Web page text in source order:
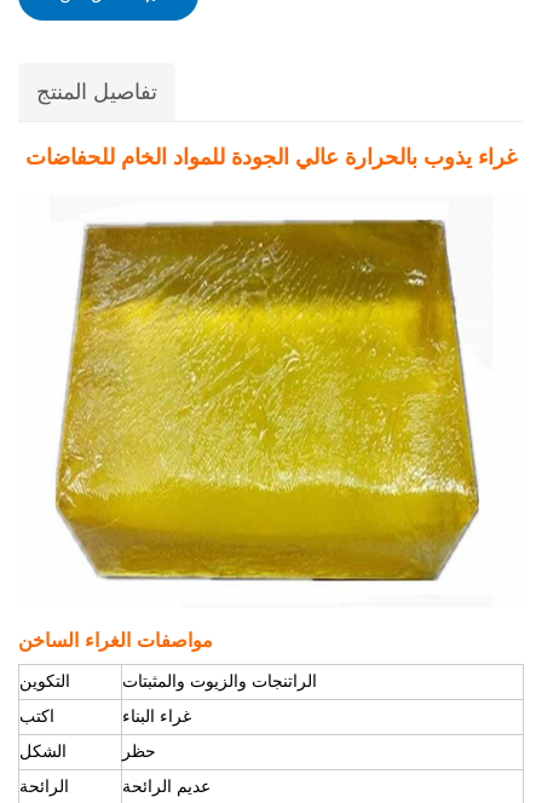
تفاصيل المنتج
غراء يذوب بالحرارة عالي الجودة للمواد الخام للحفاضات
مواصفات الغراء الساخن
التكوين
الراتنجات والزيوت والمثبتات
اكتب
غراء البناء
الشكل
حظر
الرائحة
عديم الرائحة